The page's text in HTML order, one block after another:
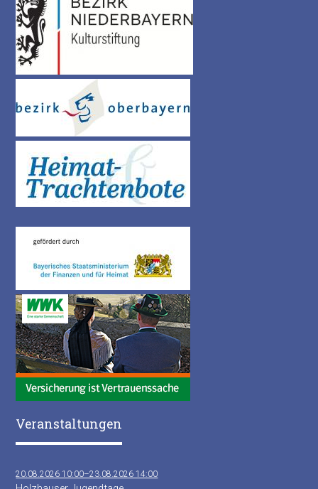
Veranstaltungen
20.08.2026 10:00–23.08.2026 14:00